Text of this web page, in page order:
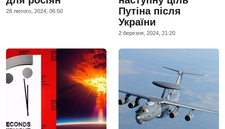
28 лютого, 2024, 06:50
Путіна після
України
2 березня, 2024, 21:20